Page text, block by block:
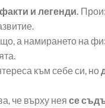
и легенди.
а намирането на
към себе си, но
че върху нея се